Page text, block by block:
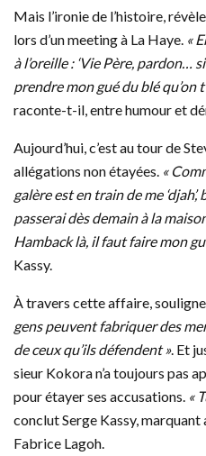
Mais l’ironie de l’histoire,
lors d’un meeting à La Haye. «
à l’oreille : ‘Vie Père, pardon…
prendre mon gué du blé qu’on
raconte-t-il, entre humour et
Aujourd’hui, c’est au tour de
allégations non étayées. «
galère est en train de me
passerai dès demain à la
Hamback là, il faut faire mon
Kassy.
À travers cette affaire,
gens peuvent fabriquer des
de ceux qu’ils défendent ». Et
sieur Kokora n’a toujours pas
pour étayer ses accusations. «
conclut Serge Kassy,
Fabrice Lagoh.